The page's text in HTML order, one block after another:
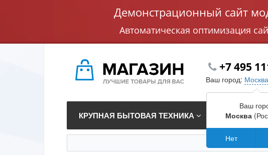
Демонстрационный сайт
Автоматическая оптимизация
+7 495
Ваш город: Москва
КРУПНАЯ БЫТОВАЯ ТЕХНИКА
Ваш
Москва
Нет